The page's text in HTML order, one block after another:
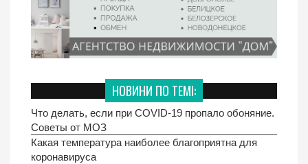
НОВИНИ ПО ТЕМІ:
Что делать, если при COVID-19 пропало обоняние.
Советы от МОЗ
Какая температура наиболее благоприятна для
коронавируса